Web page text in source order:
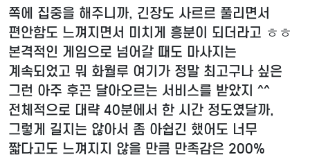
쪽에 집중을 해주니까, 긴장도 사르르 풀리면서
편안함도 느껴지면서 미치게 흥분이 되더라고 ㅎㅎ
본격적인 게임으로 넘어갈 때도 마사지는
계속되었고 뭐 화월루 여기가 정말 최고구나 싶은
그런 아주 후끈 달아오르는 서비스를 받았지 ^^
전체적으로 대략 40분에서 한 시간 정도였달까,
그렇게 길지는 않아서 좀 아쉽긴 했어도 너무
짧다고도 느껴지지 않을 만큼 만족감은 200%